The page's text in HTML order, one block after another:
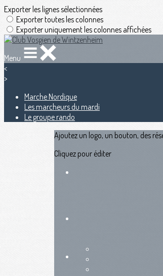
Exporter les lignes sélectionnées
Exporter toutes les colonnes
Exporter uniquement les colonnes affichées
Menu
<
>
Marche Nordique
Les marcheurs du mardi
Le groupe rando
Ajoutez un logo, un bouton, des
Cliquez pour éditer